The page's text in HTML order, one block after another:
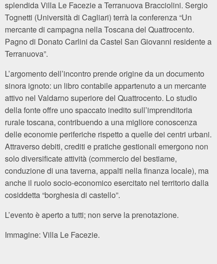
splendida Villa Le Facezie a Terranuova Bracciolini. Sergio
Tognetti (Università di Cagliari) terrà la conferenza “Un
mercante di campagna nella Toscana del Quattrocento.
Pagno di Donato Carlini da Castel San Giovanni residente a
Terranuova”.
L’argomento dell’incontro prende origine da un documento
sinora ignoto: un libro contabile appartenuto a un mercante
attivo nel Valdarno superiore del Quattrocento. Lo studio
della fonte offre uno spaccato inedito sull’imprenditoria
rurale toscana, contribuendo a una migliore conoscenza
delle economie periferiche rispetto a quelle dei centri urbani.
Attraverso debiti, crediti e pratiche gestionali emergono non
solo diversificate attività (commercio del bestiame,
conduzione di una taverna, appalti nella finanza locale), ma
anche il ruolo socio-economico esercitato nel territorio dalla
cosiddetta “borghesia di castello”.
L’evento è aperto a tutti; non serve la prenotazione.
Immagine: Villa Le Facezie.